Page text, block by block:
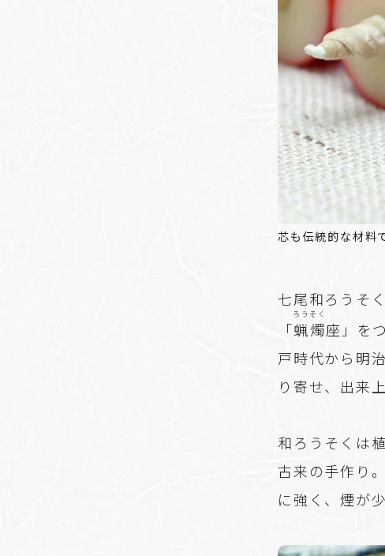
芯も伝統的な材料
七尾和ろうそ
「蝋燭
ろうそく
座」を
戸時代から明
り寄せ、出来
和ろうそくは
古来の手作り
に強く、煙が